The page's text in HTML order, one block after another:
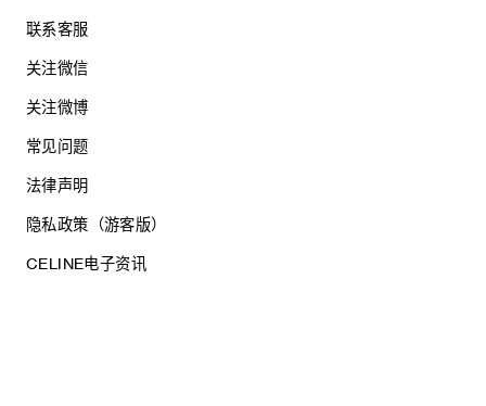
联系客服
关注微信
关注微博
常见问题
法律声明
隐私政策（游客版）
CELINE电子资讯